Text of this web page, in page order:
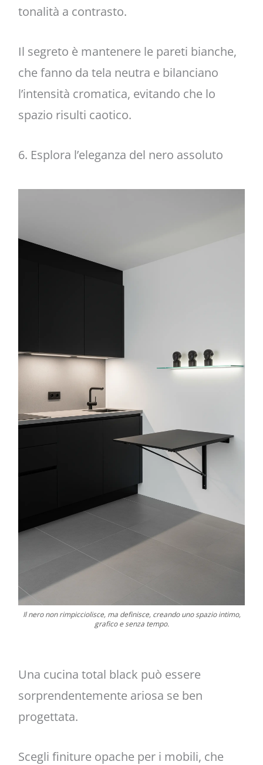
tonalità a contrasto.
Il segreto è mantenere le pareti bianche,
che fanno da tela neutra e bilanciano
l’intensità cromatica, evitando che lo
spazio risulti caotico.
6. Esplora l’eleganza del nero assoluto
Il nero non rimpicciolisce, ma definisce, creando uno spazio intimo,
grafico e senza tempo.
Una cucina total black può essere
sorprendentemente ariosa se ben
progettata.
Scegli finiture opache per i mobili, che